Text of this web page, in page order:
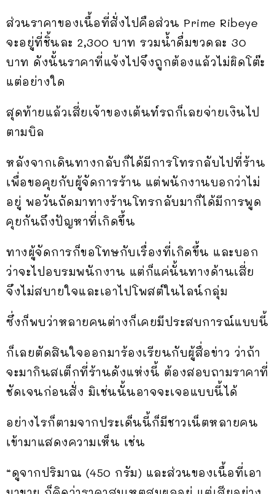
ส่วนราคาของเนื้อที่สั่งไปคือส่วน Prime Ribeye
จะอยู่ที่ชิ้นละ 2,300 บาท รวมน้ำดื่มขวดละ 30
บาท ดังนั้นราคาที่แจ้งไปจึงถูกต้องแล้วไม่ผิดโต๊ะ
แต่อย่างใด
สุดท้ายแล้วเสี่ยเจ้าของเต้นท์รถก็เลยจ่ายเงินไป
ตามบิล
หลังจากเดินทางกลับก็ได้มีการโทรกลับไปที่ร้าน
เพื่อขอคุยกับผู้จัดการร้าน แต่พนักงานบอกว่าไม่
อยู่ พอวันถัดมาทางร้านโทรกลับมาก็ได้มีการพูด
คุยกันถึงปัญหาที่เกิดขึ้น
ทางผู้จัดการก็ขอโทษกับเรื่องที่เกิดขึ้น และบอก
ว่าจะไปอบรมพนักงาน แต่ก็แค่นั้นทางด้านเสี่ย
จึงไม่สบายใจและเอาไปโพสต์ในไลน์กลุ่ม
ซึ่งก็พบว่าหลายคนต่างก็เคยมีประสบการณ์แบบนี้
ก็เลยตัดสินใจออกมาร้องเรียนกับผู้สื่อข่าว ว่าถ้า
จะมากินสเต็กที่ร้านดังแห่งนี้ ต้องสอบถามราคาที่
ชัดเจนก่อนสั่ง มิเช่นนั้นอาจจะเจอแบบนี้ได้
อย่างไรก็ตามจากประเด็นนี้ก็มีชาวเน็ตหลายคน
เข้ามาแสดงความเห็น เช่น
“ดูจากปริมาณ (450 กรัม) และส่วนของเนื้อที่เอา